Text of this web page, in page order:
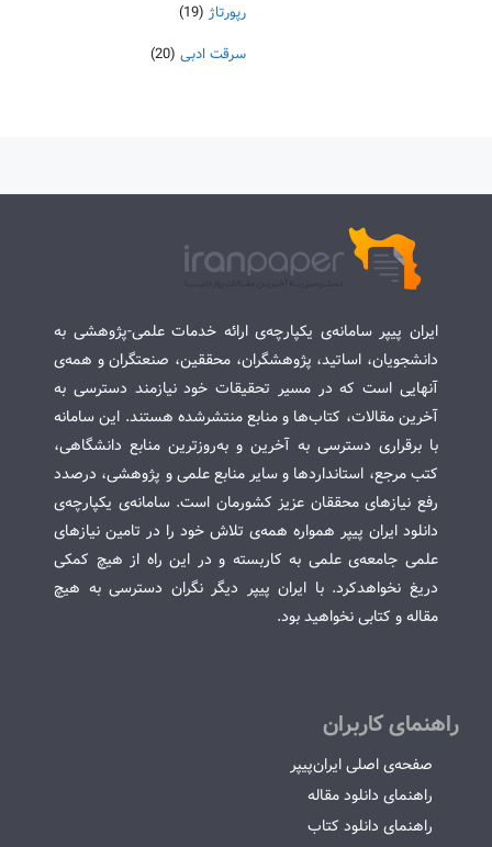
رپورتاژ (19)
سرقت ادبی (20)
ایران پیپر سامانه‌ی یکپارچه‌ی ارائه خدمات علمی-پژوهشی به
دانشجویان، اساتید، پژوهشگران، محققین، صنعتگران و همه‌ی
آنهایی است که در مسیر تحقیقات خود نیازمند دسترسی به
آخرین مقالات، کتاب‌ها و منابع منتشرشده هستند. این سامانه
با برقراری دسترسی به آخرین و به‌روزترین منابع دانشگاهی،
کتب مرجع، استانداردها و سایر منابع علمی و پژوهشی، درصدد
رفع نیازهای محققان عزیز کشورمان است. سامانه‌ی یکپارچه‌ی
دانلود ایران پیپر همواره همه‌ی تلاش خود را در تامین نیازهای
علمی جامعه‌ی علمی به کاربسته و در این راه از هیچ کمکی
دریغ نخواهدکرد. با ایران پیپر دیگر نگران دسترسی به هیچ
مقاله و کتابی نخواهید بود.
راهنمای کاربران
صفحه‌ی اصلی ایران‌پیپر
راهنمای دانلود مقاله
راهنمای دانلود کتاب